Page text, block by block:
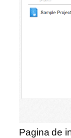
Pagina de